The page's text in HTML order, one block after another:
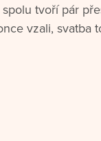
tvoří pár
vzali, svatba